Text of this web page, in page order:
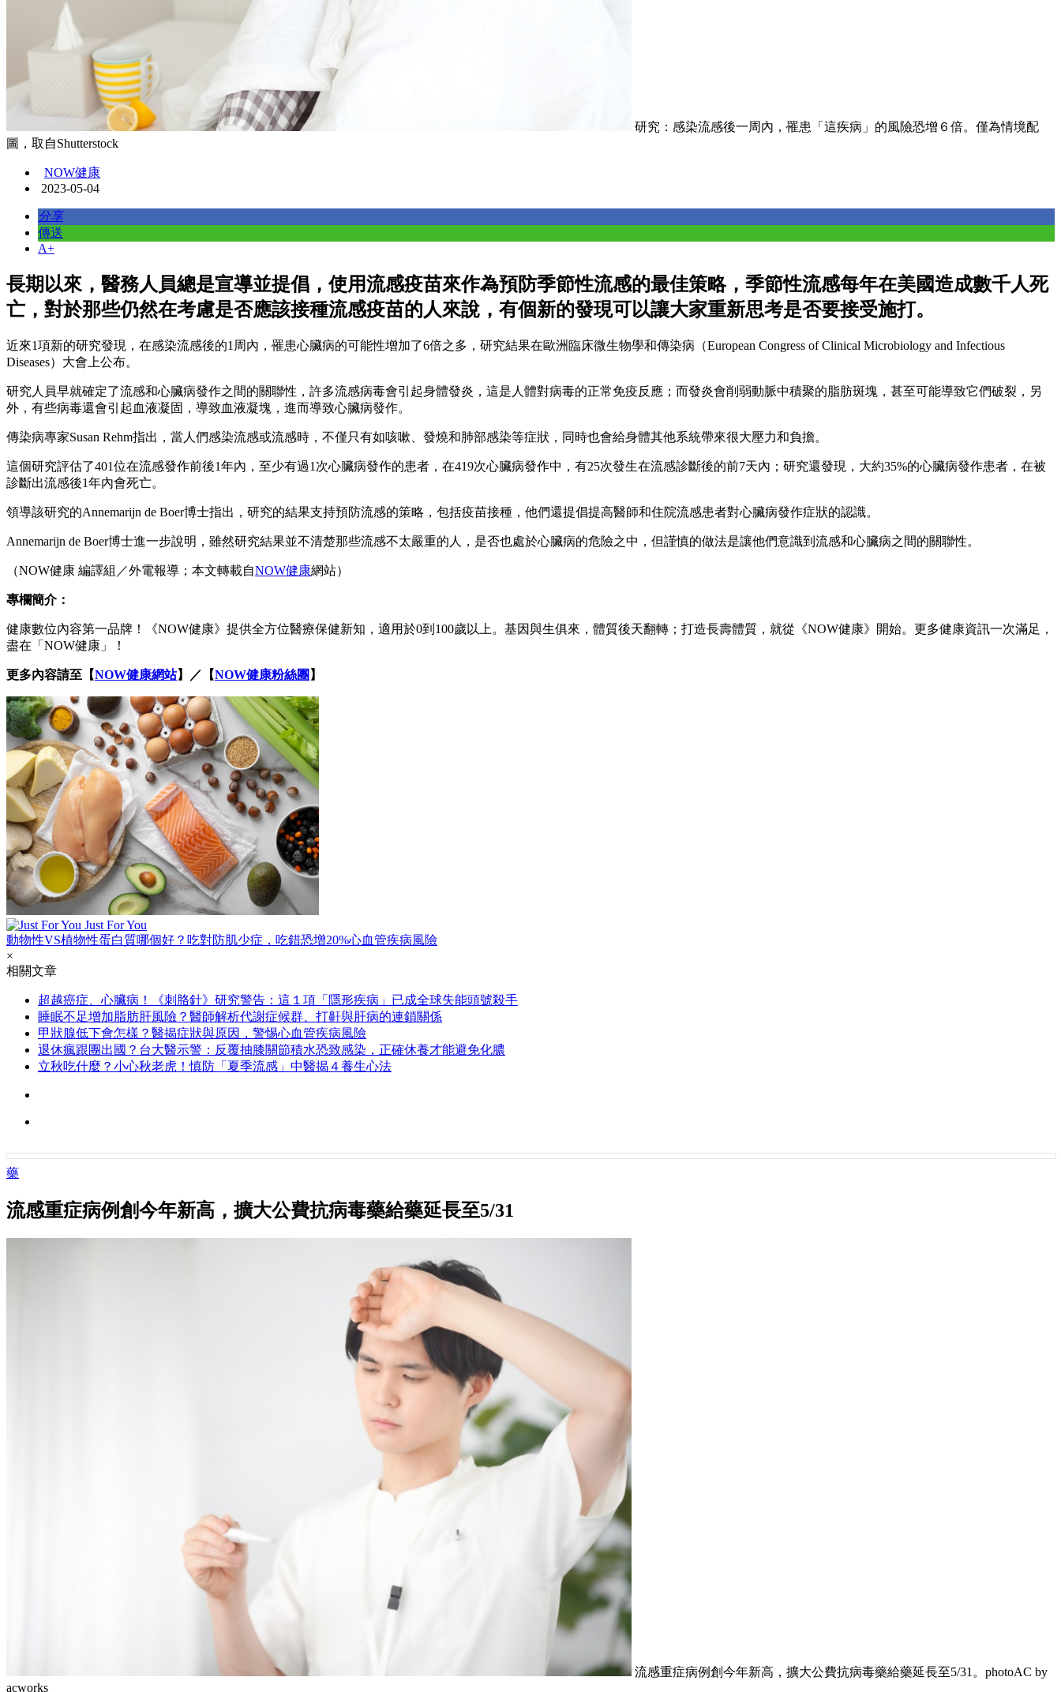
研究：感染流感後一周內，罹患「這疾病」的風險恐增６倍。僅為情境配
圖，取自Shutterstock
NOW健康
2023-05-04
分享
傳送
A+
長期以來，醫務人員總是宣導並提倡，使用流感疫苗來作為預防季節性流感的最佳策略，季節性流感每年在美國造成數千人死
亡，對於那些仍然在考慮是否應該接種流感疫苗的人來說，有個新的發現可以讓大家重新思考是否要接受施打。
近來1項新的研究發現，在感染流感後的1周內，罹患心臟病的可能性增加了6倍之多，研究結果在歐洲臨床微生物學和傳染病（European Congress of Clinical Microbiology and Infectious
Diseases）大會上公布。
研究人員早就確定了流感和心臟病發作之間的關聯性，許多流感病毒會引起身體發炎，這是人體對病毒的正常免疫反應；而發炎會削弱動脈中積聚的脂肪斑塊，甚至可能導致它們破裂，另
外，有些病毒還會引起血液凝固，導致血液凝塊，進而導致心臟病發作。
傳染病專家Susan Rehm指出，當人們感染流感或流感時，不僅只有如咳嗽、發燒和肺部感染等症狀，同時也會給身體其他系統帶來很大壓力和負擔。
這個研究評估了401位在流感發作前後1年內，至少有過1次心臟病發作的患者，在419次心臟病發作中，有25次發生在流感診斷後的前7天內；研究還發現，大約35%的心臟病發作患者，在被
診斷出流感後1年內會死亡。
領導該研究的Annemarijn de Boer博士指出，研究的結果支持預防流感的策略，包括疫苗接種，他們還提倡提高醫師和住院流感患者對心臟病發作症狀的認識。
Annemarijn de Boer博士進一步說明，雖然研究結果並不清楚那些流感不太嚴重的人，是否也處於心臟病的危險之中，但謹慎的做法是讓他們意識到流感和心臟病之間的關聯性。
（NOW健康 編譯組／外電報導；本文轉載自NOW健康網站）
專欄簡介：
健康數位內容第一品牌！《NOW健康》提供全方位醫療保健新知，適用於0到100歲以上。基因與生俱來，體質後天翻轉；打造長壽體質，就從《NOW健康》開始。更多健康資訊一次滿足，
盡在「NOW健康」！
更多內容請至【NOW健康網站】／【NOW健康粉絲團 】
Just For You
動物性VS植物性蛋白質哪個好？吃對防肌少症，吃錯恐增20%心血管疾病風險
×
相關文章
超越癌症、心臟病！《刺胳針》研究警告：這１項「隱形疾病」已成全球失能頭號殺手
睡眠不足增加脂肪肝風險？醫師解析代謝症候群、打鼾與肝病的連鎖關係
甲狀腺低下會怎樣？醫揭症狀與原因，警惕心血管疾病風險
退休瘋跟團出國？台大醫示警：反覆抽膝關節積水恐致感染，正確休養才能避免化膿
立秋吃什麼？小心秋老虎！慎防「夏季流感」中醫揭４養生心法
藥
流感重症病例創今年新高，擴大公費抗病毒藥給藥延長至5/31
流感重症病例創今年新高，擴大公費抗病毒藥給藥延長至5/31。photoAC by
acworks